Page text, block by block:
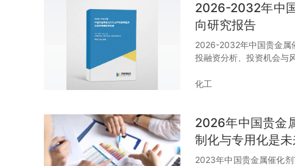
2026-2032年中
向研究报告
2026-2032年中国贵金属
投融资分析、投资机会与
化工
2026年中国贵金
制化与专用化是未
2023年中国贵金属催化